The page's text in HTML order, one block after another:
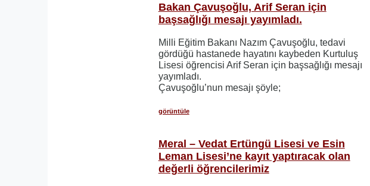
Bakan Çavuşoğlu, Arif Seran için
başsağlığı mesajı yayımladı.
Milli Eğitim Bakanı Nazım Çavuşoğlu, tedavi
gördüğü hastanede hayatını kaybeden Kurtuluş
Lisesi öğrencisi Arif Seran için başsağlığı mesajı
yayımladı.
Çavuşoğlu’nun mesajı şöyle;
görüntüle
Meral – Vedat Ertüngü Lisesi ve Esin
Leman Lisesi’ne kayıt yaptıracak olan
değerli öğrencilerimiz